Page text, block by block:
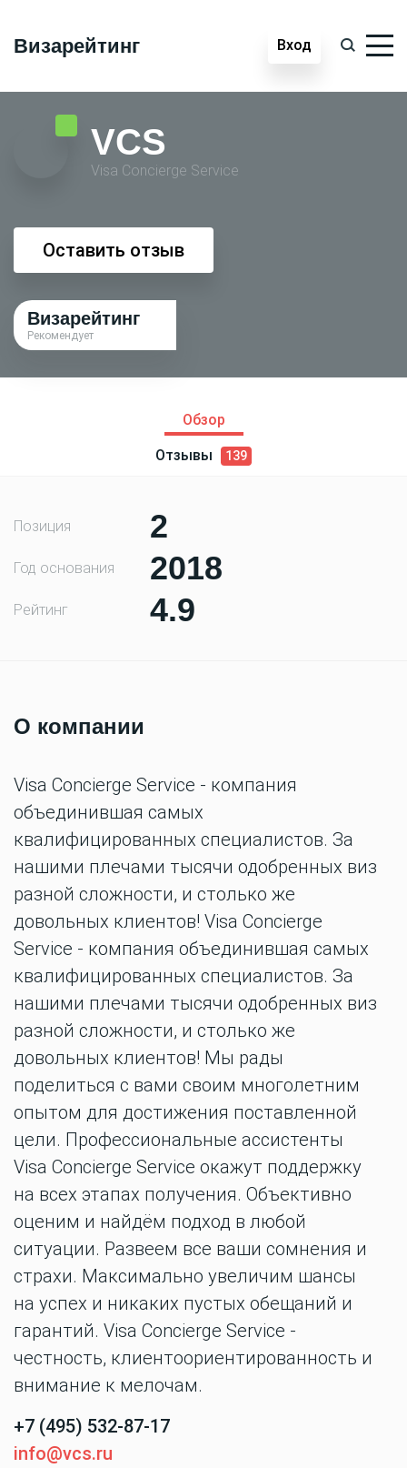
Визарейтинг Вход
VCS
Visa Conсierge Service
Оставить отзыв
Визарейтинг
Рекомендует
Обзор
Отзывы 139
Позиция 2
Год основания 2018
Рейтинг 4.9
О компании
Visa Conсierge Service - компания
объединившая самых
квалифицированных специалистов. За
нашими плечами тысячи одобренных виз
разной сложности, и столько же
довольных клиентов! Visa Conсierge
Service - компания объединившая самых
квалифицированных специалистов. За
нашими плечами тысячи одобренных виз
разной сложности, и столько же
довольных клиентов! Мы рады
поделиться с вами своим многолетним
опытом для достижения поставленной
цели. Профессиональные ассистенты
Visa Conсierge Service окажут поддержку
на всех этапах получения. Объективно
оценим и найдём подход в любой
ситуации. Развеем все ваши сомнения и
страхи. Максимально увеличим шансы
на успех и никаких пустых обещаний и
гарантий. Visa Conсierge Service -
честность, клиентоориентированность и
внимание к мелочам.
+7 (495) 532-87-17
info@vcs.ru